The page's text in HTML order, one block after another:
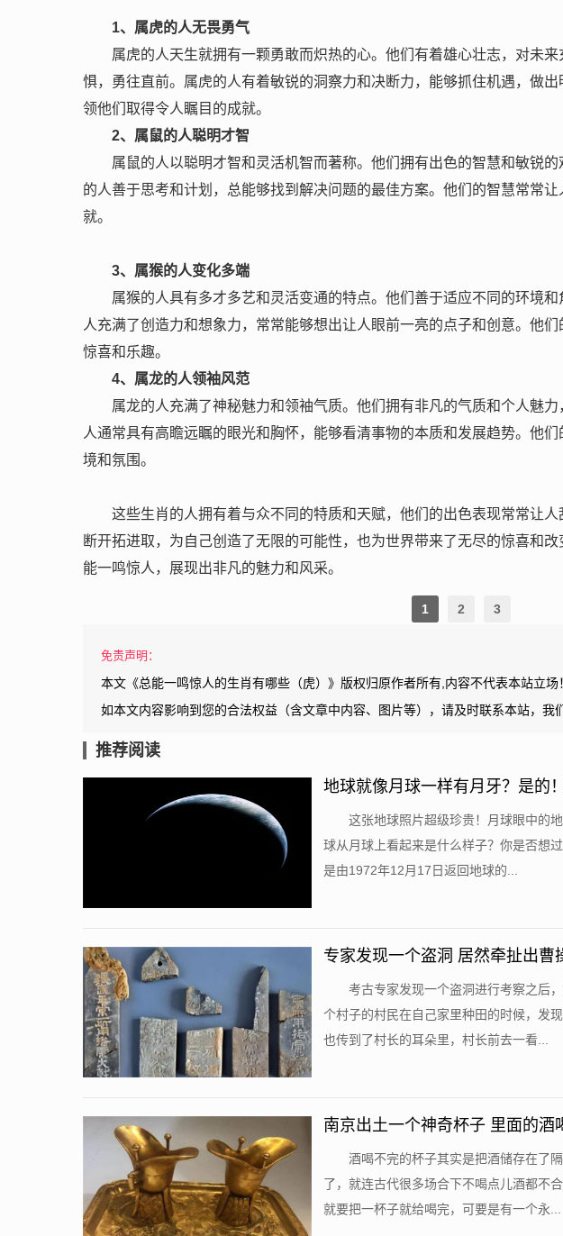
1、属虎的人无畏勇气
属虎的人天生就拥有一颗勇敢而炽热的心。他们有着雄心壮志，对未
惧，勇往直前。属虎的人有着敏锐的洞察力和决断力，能够抓住机遇，做
领他们取得令人瞩目的成就。
2、属鼠的人聪明才智
属鼠的人以聪明才智和灵活机智而著称。他们拥有出色的智慧和敏锐
的人善于思考和计划，总能够找到解决问题的最佳方案。他们的智慧常常
就。
3、属猴的人变化多端
属猴的人具有多才多艺和灵活变通的特点。他们善于适应不同的环境
人充满了创造力和想象力，常常能够想出让人眼前一亮的点子和创意。他
惊喜和乐趣。
4、属龙的人领袖风范
属龙的人充满了神秘魅力和领袖气质。他们拥有非凡的气质和个人魅
人通常具有高瞻远瞩的眼光和胸怀，能够看清事物的本质和发展趋势。他
境和氛围。
这些生肖的人拥有着与众不同的特质和天赋，他们的出色表现常常让
断开拓进取，为自己创造了无限的可能性，也为世界带来了无尽的惊喜和
能一鸣惊人，展现出非凡的魅力和风采。
1 2 3
免责声明：
本文《总能一鸣惊人的生肖有哪些（虎）》版权归原作者所有,内容不代表本站立场！
如本文内容影响到您的合法权益（含文章中内容、图片等），请及时联系本站，我
推荐阅读
地球就像月球一样有月牙？是的
这张地球照片超级珍贵！月球眼中的
球从月球上看起来是什么样子？你是否想
是由1972年12月17日返回地球的...
专家发现一个盗洞 居然牵扯出曹
考古专家发现一个盗洞进行考察之后
个村子的村民在自己家里种田的时候，发
也传到了村长的耳朵里，村长前去一看...
南京出土一个神奇杯子 里面的酒
酒喝不完的杯子其实是把酒储存在了
了，就连古代很多场合下不喝点儿酒都不
就要把一杯子就给喝完，可要是有一个永...